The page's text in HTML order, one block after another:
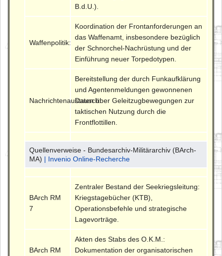
B.d.U.).
Waffenpolitik:
Koordination der Frontanforderungen an
das Waffenamt, insbesondere bezüglich
der Schnorchel-Nachrüstung und der
Einführung neuer Torpedotypen.
Nachrichtenaustausch:
Bereitstellung der durch Funkaufklärung
und Agentenmeldungen gewonnenen
Daten über Geleitzugbewegungen zur
taktischen Nutzung durch die
Frontflottillen.
Quellenverweise - Bundesarchiv-Militärarchiv (BArch-
MA) | Invenio Online-Recherche
BArch RM
7
Zentraler Bestand der Seekriegsleitung:
Kriegstagebücher (KTB),
Operationsbefehle und strategische
Lagevorträge.
BArch RM
Akten des Stabs des O.K.M.:
Dokumentation der organisatorischen